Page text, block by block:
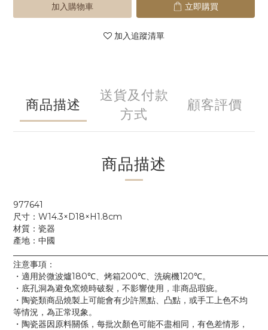
加入購物車 立即購買
加入追蹤清單
商品描述
送貨及付款
方式
顧客評價
商品描述
977641
尺寸：W14.3×D18×H1.8cm
材質：瓷器
產地：中國
注意事項：
・適用於微波爐180℃、烤箱200℃、洗碗機120℃。
・底孔洞為避免窯燒時破裂，不影響使用，非商品瑕疵。
・陶瓷類商品燒製上可能會有少許黑點、凸點，或手工上色不均
等情況，為正常現象。
・陶瓷器因原料關係，每批次顏色可能不盡相同，有色差情形，